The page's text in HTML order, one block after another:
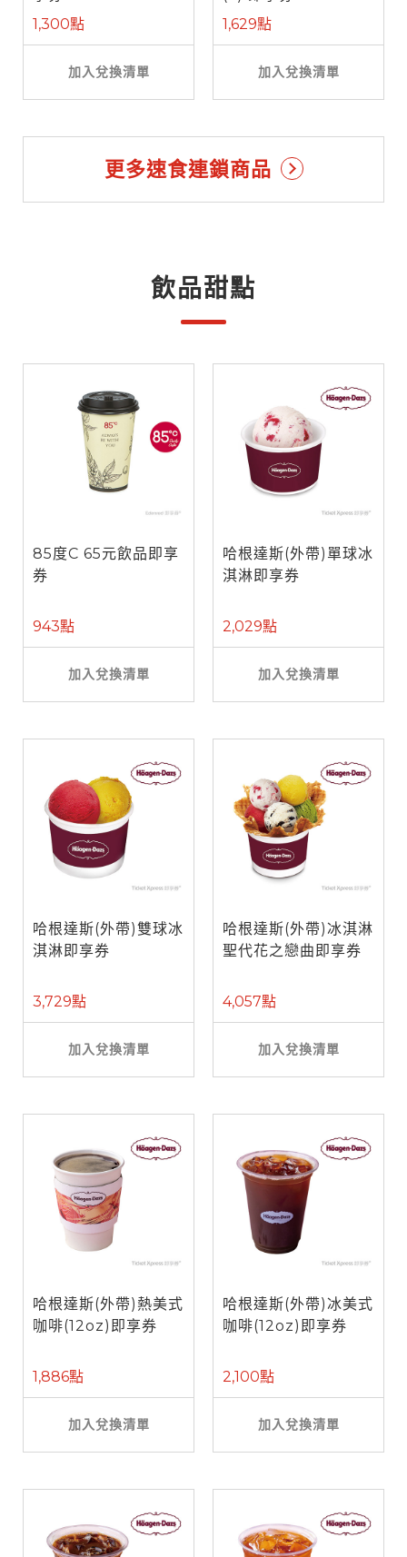
1,300點
加入兌換清單
1,629點
加入兌換清單
更多速食連鎖商品
飲品甜點
85度C 65元飲品即享
券
943點
加入兌換清單
哈根達斯(外帶)單球冰
淇淋即享券
2,029點
加入兌換清單
哈根達斯(外帶)雙球冰
淇淋即享券
3,729點
加入兌換清單
哈根達斯(外帶)冰淇淋
聖代花之戀曲即享券
4,057點
加入兌換清單
哈根達斯(外帶)熱美式
咖啡(12oz)即享券
1,886點
加入兌換清單
哈根達斯(外帶)冰美式
咖啡(12oz)即享券
2,100點
加入兌換清單